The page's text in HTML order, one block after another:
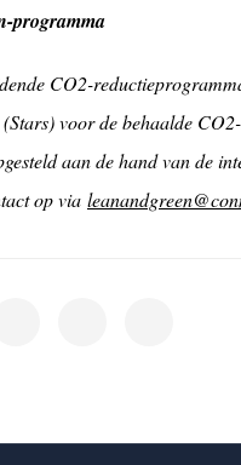
programma
CO2-
voor de behaalde
aan de hand van de
op via